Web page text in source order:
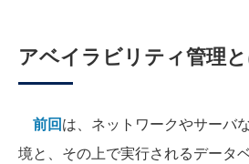
アベイラビリティ管理
前回は、ネットワークやサーバ
境と、その上で実行されるデータ